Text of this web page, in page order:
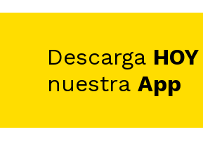
Descarga HOY
nuestraApp